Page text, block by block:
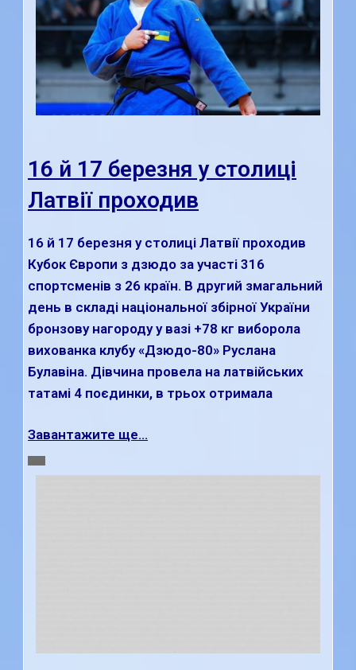
16 й 17 березня у столиці
Латвії проходив
16 й 17 березня у столиці Латвії проходив
Кубок Європи з дзюдо за участі 316
спортсменів з 26 країн. В другий змагальний
день в складі національної збірної України
бронзову нагороду у вазі +78 кг виборола
вихованка клубу «Дзюдо-80» Руслана
Булавіна. Дівчина провела на латвійських
татамі 4 поєдинки, в трьох отримала
Завантажите ще...